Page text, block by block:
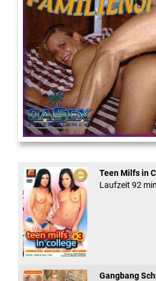
Eine Sexplosieve Fam ...
Teen Milfs in
Laufzeit 92
Gangbang